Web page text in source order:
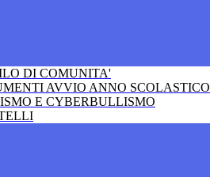
DI COMUNITA'
AVVIO ANNO SCOLASTICO
E CYBERBULLISMO